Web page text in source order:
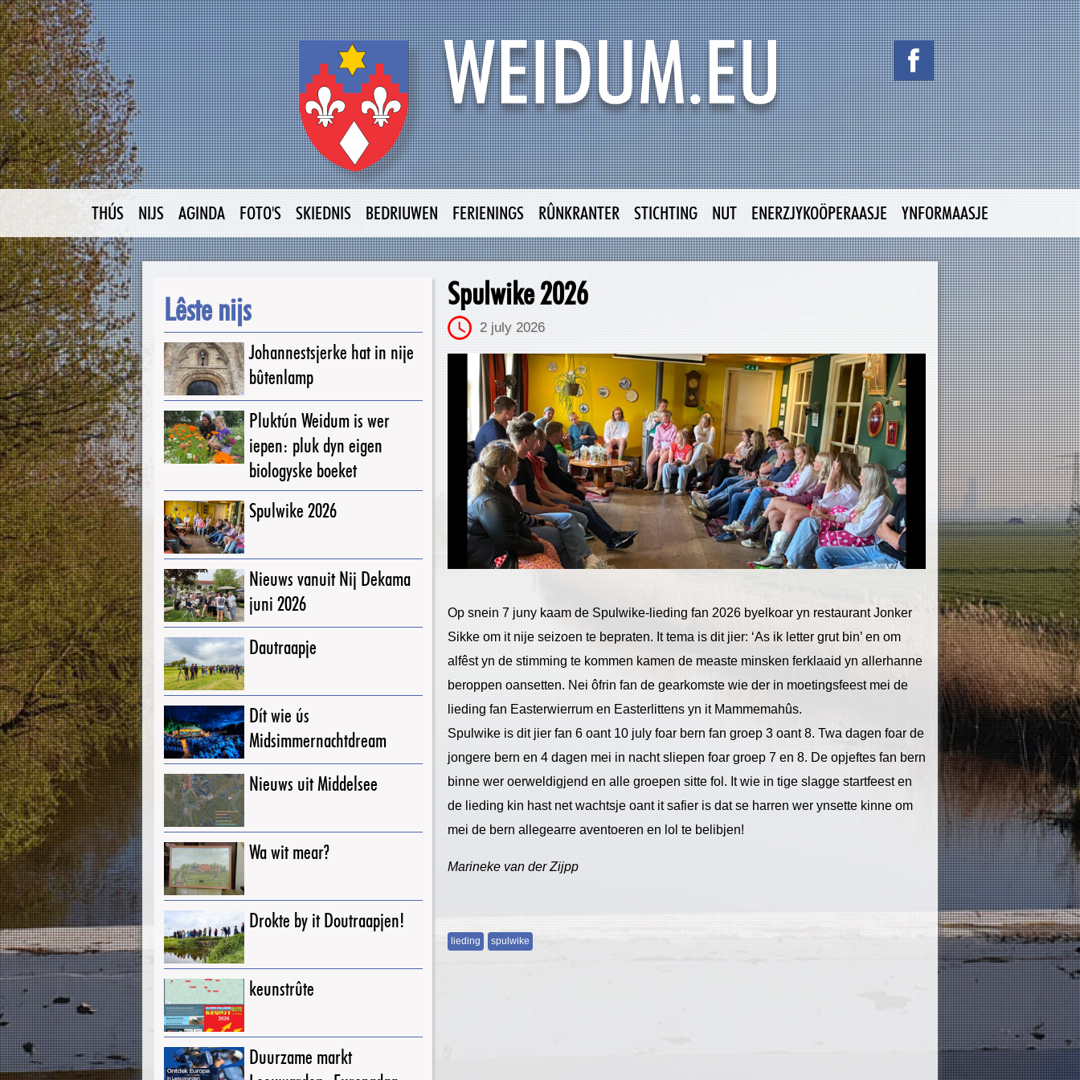
THÚS NIJS AGINDA FOTO'S SKIEDNIS BEDRIUWEN FERIENINGS RÛNKRANTER STICHTING NUT ENERZJYKOÖPERAASJE YNFORMAASJE
Lêste nijs
Johannestsjerke hat in nije
bûtenlamp
Pluktún Weidum is wer
iepen: pluk dyn eigen
biologyske boeket
Spulwike 2026
Nieuws vanuit Nij Dekama
juni 2026
Dautraapje
Dít wie ús
Midsimmernachtdream
Nieuws uit Middelsee
Wa wit mear?
Drokte by it Doutraapjen!
keunstrûte
Duurzame markt
Spulwike 2026
2 july 2026
Op snein 7 juny kaam de Spulwike-lieding fan 2026 byelkoar yn restaurant Jonker
Sikke om it nije seizoen te bepraten. It tema is dit jier: ‘As ik letter grut bin’ en om
alfêst yn de stimming te kommen kamen de measte minsken ferklaaid yn allerhanne
beroppen oansetten. Nei ôfrin fan de gearkomste wie der in moetingsfeest mei de
lieding fan Easterwierrum en Easterlittens yn it Mammemahûs.
Spulwike is dit jier fan 6 oant 10 july foar bern fan groep 3 oant 8. Twa dagen foar de
jongere bern en 4 dagen mei in nacht sliepen foar groep 7 en 8. De opjeftes fan bern
binne wer oerweldigjend en alle groepen sitte fol. It wie in tige slagge startfeest en
de lieding kin hast net wachtsje oant it safier is dat se harren wer ynsette kinne om
mei de bern allegearre aventoeren en lol te belibjen!
Marineke van der Zijpp
lieding spulwike